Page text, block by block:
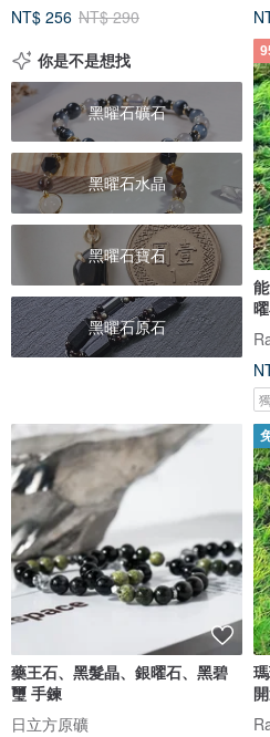
NT$ 256 NT$ 290
你是不是想找
黑曜石礦石
黑曜石水晶
黑曜石寶石
黑曜石原石
藥王石、黑髮晶、銀曜石、黑碧
璽 手鍊
日立方原礦